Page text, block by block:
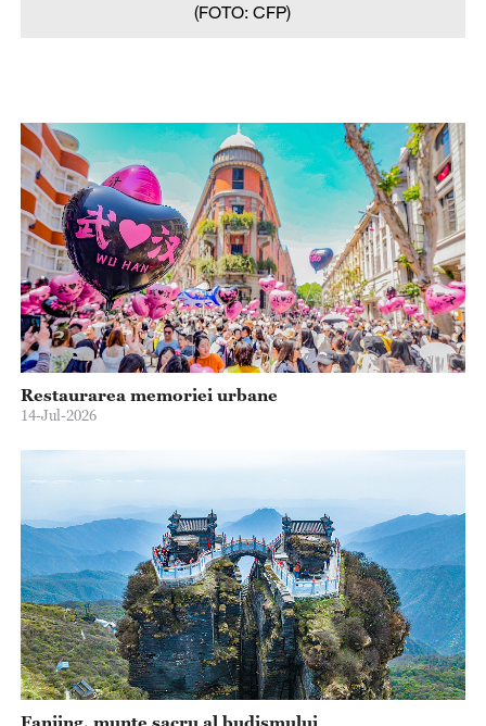
(FOTO: CFP)
Restaurarea memoriei urbane
14-Jul-2026
Fanjing, munte sacru al budismului